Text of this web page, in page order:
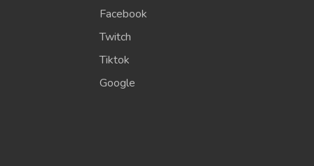
Facebook
Twitch
Tiktok
Google